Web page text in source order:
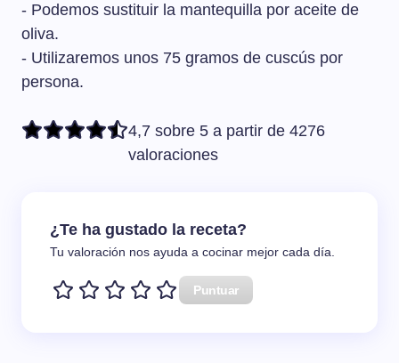
- Podemos sustituir la mantequilla por aceite de
oliva.
- Utilizaremos unos 75 gramos de cuscús por
persona.
4,7 sobre 5 a partir de 4276
valoraciones
¿Te ha gustado la receta?
Tu valoración nos ayuda a cocinar mejor cada día.
Puntuar